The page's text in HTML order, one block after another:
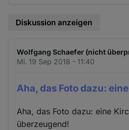
Diskussion anzeigen
Wolfgang Schaefer (nicht
Mi. 19 Sep 2018 - 11:40
Aha, das Foto dazu: eine
Aha, das Foto dazu: eine
überzeugend!